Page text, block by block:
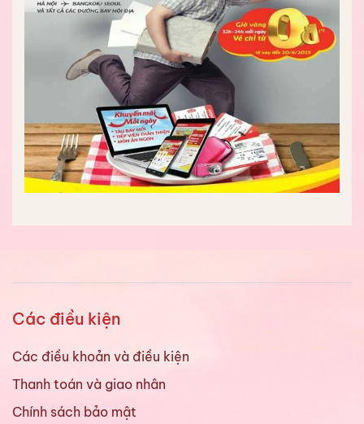
Các điều kiện
Các điều khoản và điều kiện
Thanh toán và giao nhân
Chính sách bảo mật